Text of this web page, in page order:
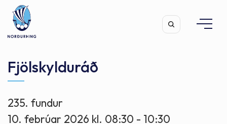
Leita
Fjölskylduráð
235. fundur
10. febrúar 2026 kl. 08:30 - 10:30